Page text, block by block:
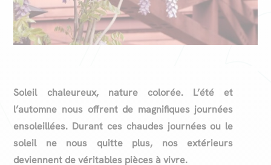
Soleil chaleureux, nature colorée. L’été et
l’automne nous offrent de magnifiques journées
ensoleillées. Durant ces chaudes journées ou le
soleil ne nous quitte plus, nos extérieurs
deviennent de véritables pièces à vivre.